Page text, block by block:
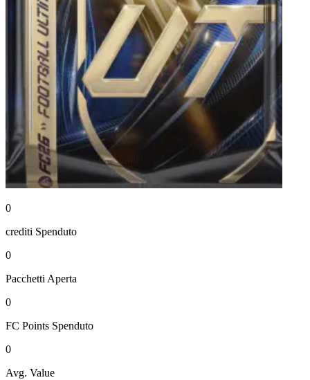
0
crediti Spenduto
0
Pacchetti Aperta
0
FC Points Spenduto
0
Avg. Value